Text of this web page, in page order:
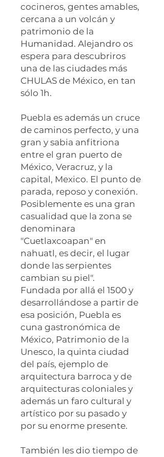
cocineros, gentes amables,
cercana a un volcán y
patrimonio de la
Humanidad. Alejandro os
espera para descubriros
una de las ciudades más
CHULAS de México, en tan
sólo 1h.
Puebla es además un cruce
de caminos perfecto, y una
gran y sabia anfitriona
entre el gran puerto de
México, Veracruz, y la
capital, Mexico. El punto de
parada, reposo y conexión.
Posiblemente es una gran
casualidad que la zona se
denominara
"Cuetlaxcoapan" en
nahuatl, es decir, el lugar
donde las serpientes
cambian su piel".
Fundada por allá el 1500 y
desarrollándose a partir de
esa posición, Puebla es
cuna gastronómica de
México, Patrimonio de la
Unesco, la quinta ciudad
del país, ejemplo de
arquitectura barroca y de
arquitecturas coloniales y
además un faro cultural y
artístico por su pasado y
por su enorme presente.
También les dio tiempo de